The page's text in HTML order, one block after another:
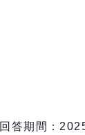
回答期間：